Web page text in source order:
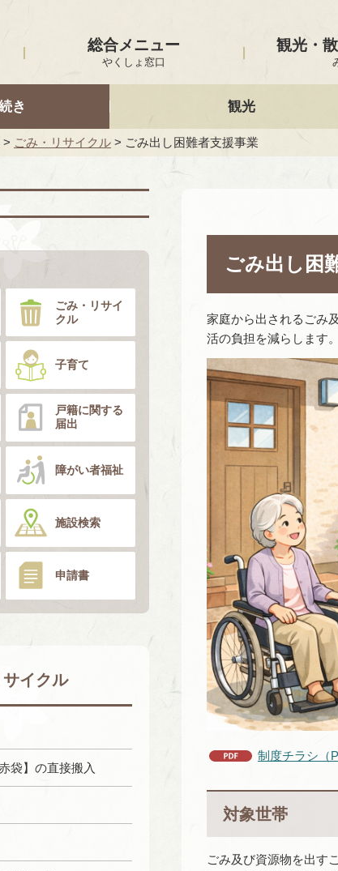
総合メニュー
やくしょ窓口
観光・
き 観光
> ごみ・リサイクル > ごみ出し困難者支援事業
ごみ・リサイ
クル
子育て
戸籍に関する
届出
障がい者福祉
施設検索
申請書
イクル
袋】の直接搬入
ごみ出し困
家庭から出されるごみ
活の負担を減らします。
制度チラシ（
対象世帯
ごみ及び資源物を出す